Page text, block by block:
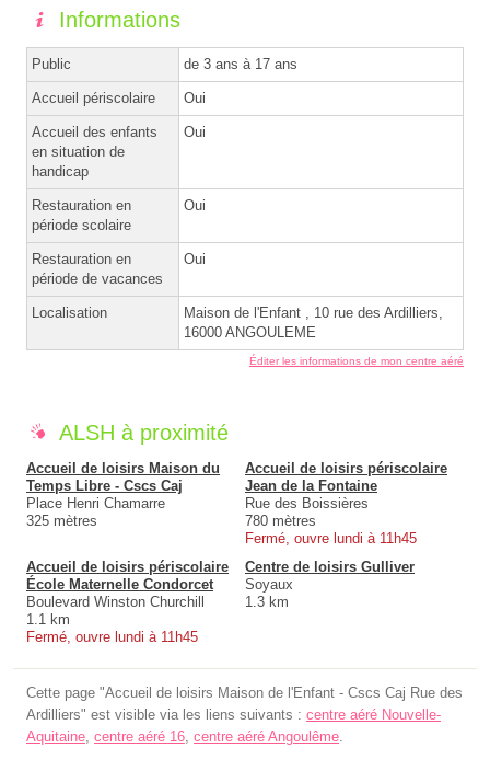
Informations
Public de 3 ans à 17 ans
Accueil périscolaire Oui
Accueil des enfants
en situation de
handicap
Oui
Restauration en
période scolaire
Oui
Restauration en
période de vacances
Oui
Localisation
Maison de l'Enfant , 10 rue des Ardilliers,
16000 ANGOULEME
Éditer les informations de mon centre aéré
ALSH à proximité
Accueil de loisirs Maison du
Temps Libre - Cscs Caj
Place Henri Chamarre
325 mètres
Accueil de loisirs périscolaire
Jean de la Fontaine
Rue des Boissières
780 mètres
Fermé, ouvre lundi à 11h45
Accueil de loisirs périscolaire
École Maternelle Condorcet
Boulevard Winston Churchill
1.1 km
Fermé, ouvre lundi à 11h45
Centre de loisirs Gulliver
Soyaux
1.3 km
Cette page "Accueil de loisirs Maison de l'Enfant - Cscs Caj Rue des
Ardilliers" est visible via les liens suivants : centre aéré Nouvelle-
Aquitaine, centre aéré 16, centre aéré Angoulême.